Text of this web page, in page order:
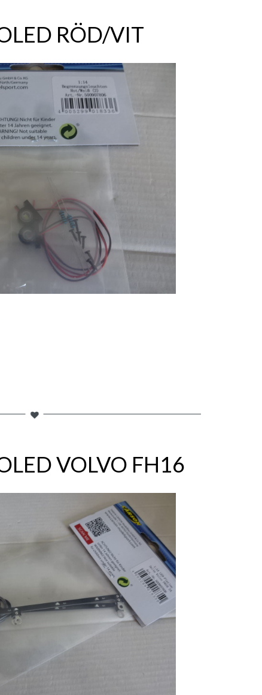
RÖD/VIT
VOLVO FH16